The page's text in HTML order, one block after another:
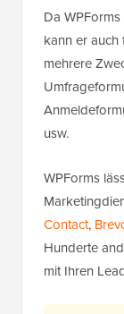
Da
kann er
mehrere
usw.
WPForms
Contact,
Hunderte
mit Ihren